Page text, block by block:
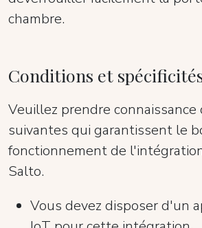
chambre.
Conditions et
Veuillez prendre
suivantes qui garantissent le
fonctionnement de
Salto.
Vous devez disposer d'un